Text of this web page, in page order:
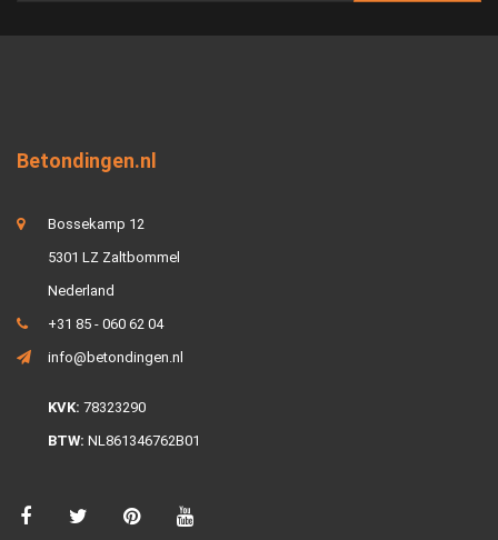
Betondingen.nl
Bossekamp 12
5301 LZ Zaltbommel
Nederland
+31 85 - 060 62 04
info@betondingen.nl
KVK: 78323290
BTW: NL861346762B01